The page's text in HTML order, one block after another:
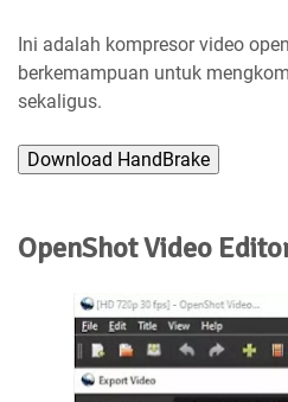
Ini adalah kompresor video
berkemampuan untuk
sekaligus.
Download HandBrake
OpenShot Video